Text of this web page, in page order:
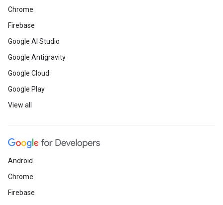
Chrome
Firebase
Google AI Studio
Google Antigravity
Google Cloud
Google Play
View all
Android
Chrome
Firebase